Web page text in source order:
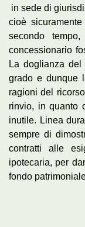
in sede di
cioè
secondo
concessionario
La doglianza
grado e dunque
ragioni del
rinvio, in quanto
inutile. Linea
sempre di
contratti alle
ipotecaria, per
fondo